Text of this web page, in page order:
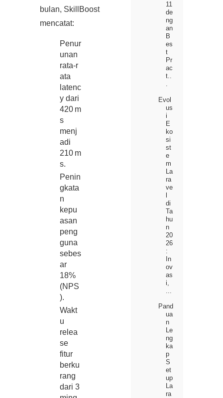
bulan, SkillBoost
mencatat:
Penur
unan
rata‑r
ata
latenc
y dari
420 m
s
menj
adi
210 m
s.
Penin
gkata
n
kepu
asan
peng
guna
sebes
ar
18%
(NPS
).
Wakt
u
relea
se
fitur
berku
rang
dari 3
11
de
ng
an
B
es
t
Pr
ac
t..
.
Evol
us
i
E
ko
si
st
e
m
La
ra
ve
di
Ta
hu
n
20
26
:
In
ov
as
i,
Pand
ua
n
Le
ng
ka
p
S
et
up
La
ra